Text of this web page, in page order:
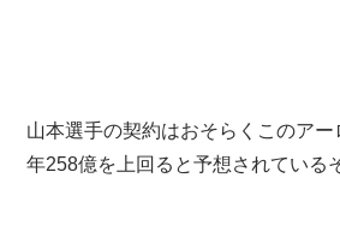
山本選手の契約はおそらくこのア
年258億を上回ると予想されている